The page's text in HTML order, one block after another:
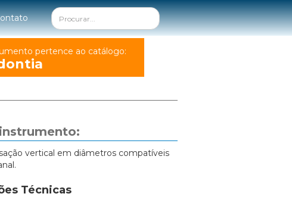
pertence ao catálogo:
vertical em diâmetros compatíveis
Técnicas